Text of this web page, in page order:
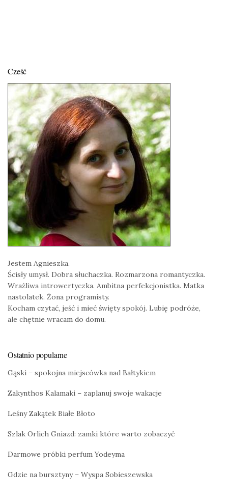
Cześć
Jestem Agnieszka.
Ścisły umysł. Dobra słuchaczka. Rozmarzona romantyczka.
Wrażliwa introwertyczka. Ambitna perfekcjonistka. Matka
nastolatek. Żona programisty.
Kocham czytać, jeść i mieć święty spokój. Lubię podróże,
ale chętnie wracam do domu.
Ostatnio popularne
Gąski – spokojna miejscówka nad Bałtykiem
Zakynthos Kalamaki – zaplanuj swoje wakacje
Leśny Zakątek Białe Błoto
Szlak Orlich Gniazd: zamki które warto zobaczyć
Darmowe próbki perfum Yodeyma
Gdzie na bursztyny – Wyspa Sobieszewska